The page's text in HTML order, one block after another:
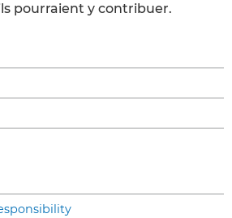
pourraient y contribuer.